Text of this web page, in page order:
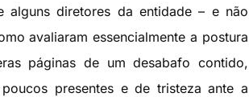
alguns diretores da entidade – e não
avaliaram essencialmente a postura
páginas de um desabafo contido,
presentes e de tristeza ante a